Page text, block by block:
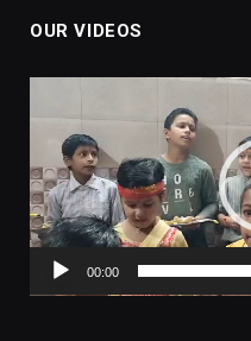
OUR VIDEOS
00:00